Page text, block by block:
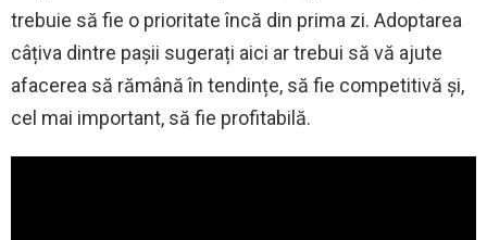
trebuie să fie o prioritate încă din prima zi. Adoptarea
câțiva dintre pașii sugerați aici ar trebui să vă ajute
afacerea să rămână în tendințe, să fie competitivă și,
cel mai important, să fie profitabilă.